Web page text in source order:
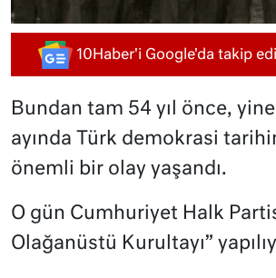
10Haber'i Google'da takip
Bundan tam 54 yıl önce, yine
ayında Türk demokrasi
önemli bir olay yaşandı.
O gün Cumhuriyet Halk
Olağanüstü Kurultayı”